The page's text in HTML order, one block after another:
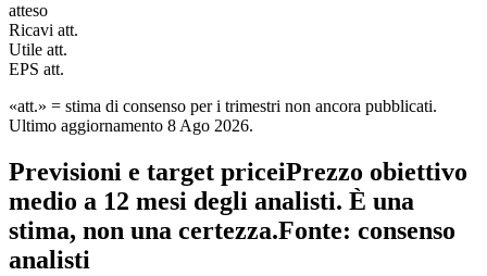
atteso
Ricavi att.
Utile att.
EPS att.
«att.» = stima di consenso per i trimestri non ancora pubblicati.
Ultimo aggiornamento 8 Ago 2026.
Previsioni e target priceiPrezzo obiettivo
medio a 12 mesi degli analisti. È una
stima, non una certezza.Fonte: consenso
analisti